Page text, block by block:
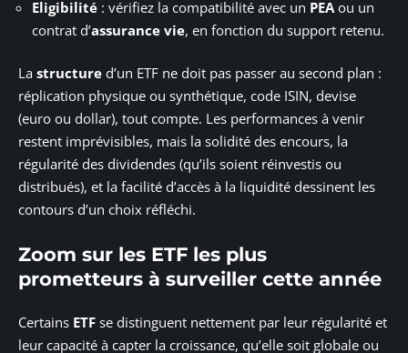
Eligibilité : vérifiez la compatibilité avec un PEA ou un
contrat d’assurance vie, en fonction du support retenu.
La structure d’un ETF ne doit pas passer au second plan :
réplication physique ou synthétique, code ISIN, devise
(euro ou dollar), tout compte. Les performances à venir
restent imprévisibles, mais la solidité des encours, la
régularité des dividendes (qu’ils soient réinvestis ou
distribués), et la facilité d’accès à la liquidité dessinent les
contours d’un choix réfléchi.
Zoom sur les ETF les plus
prometteurs à surveiller cette année
Certains ETF se distinguent nettement par leur régularité et
leur capacité à capter la croissance, qu’elle soit globale ou